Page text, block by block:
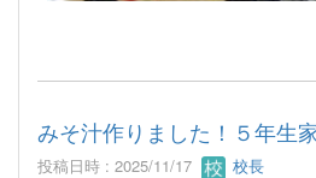
みそ汁作りました！５年生
投稿日時 : 2025/11/17 校長